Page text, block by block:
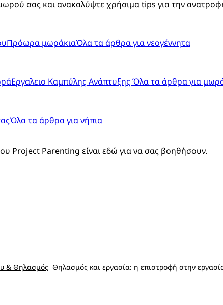
σας και ανακαλύψτε χρήσιμα tips για την
Πρόωρα μωράκιαΌλα τα άρθρα για νεογέννητα
Εργαλειο Καμπύλης Ανάπτυξης Όλα τα άρθρα για
Όλα τα άρθρα για νήπια
Project Parenting είναι εδώ για να σας βοηθήσουν.
& Θηλασμός Θηλασμός και εργασία: η επιστροφή στην